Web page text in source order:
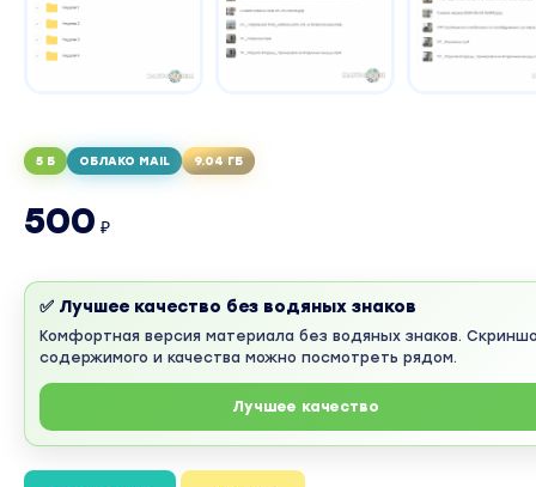
5 Б ОБЛАКО MAIL 9.04 ГБ
500 ₽
✅ Лучшее качество без водяных знаков
Комфортная версия материала без водяных знаков.
содержимого и качества можно посмотреть рядом.
Лучшее качество